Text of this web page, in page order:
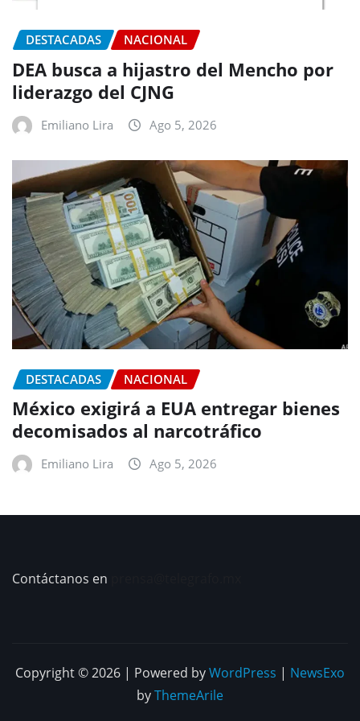
DESTACADAS NACIONAL
DEA busca a hijastro del Mencho por
liderazgo del CJNG
Emiliano Lira Ago 5, 2026
DESTACADAS NACIONAL
México exigirá a EUA entregar bienes
decomisados al narcotráfico
Emiliano Lira Ago 5, 2026
Contáctanos en
Copyright © 2026 | Powered byWordPress | NewsExo
byThemeArile